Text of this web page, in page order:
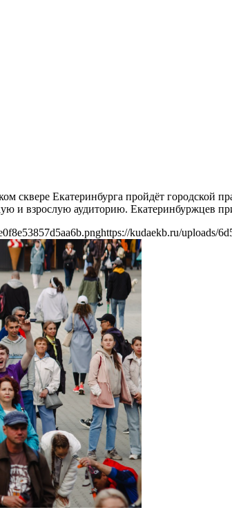
сквере Екатеринбурга пройдёт
и взрослую аудиторию. Екатеринбуржцев
https://kudaekb.ru/uploads/